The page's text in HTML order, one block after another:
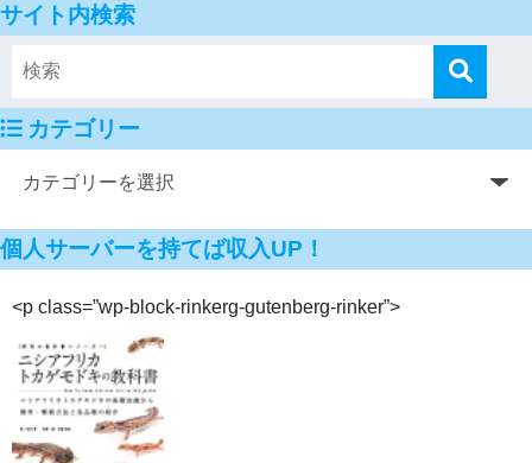
サイト内検索
カテゴリー
個人サーバーを持てば収入UP！
<p class=”wp-block-rinkerg-gutenberg-rinker”>